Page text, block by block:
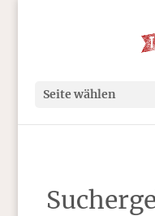
Seite wählen